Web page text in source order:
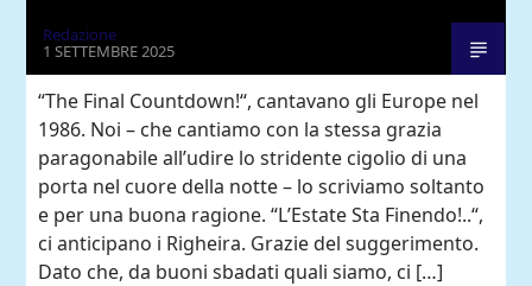
Redazione
1 SETTEMBRE 2025
“The Final Countdown!“, cantavano gli Europe nel
1986. Noi – che cantiamo con la stessa grazia
paragonabile all’udire lo stridente cigolio di una
porta nel cuore della notte – lo scriviamo soltanto
e per una buona ragione. “L’Estate Sta Finendo!..“,
ci anticipano i Righeira. Grazie del suggerimento.
Dato che, da buoni sbadati quali siamo, ci […]